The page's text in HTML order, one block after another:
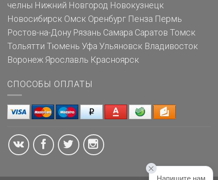
челны Нижний Новгород Новокузнецк
Новосибирск Омск Оренбург Пенза Пермь
Ростов-на-Дону Рязань Самара Саратов Томск
Тольятти Тюмень Уфа Ульяновск Владивосток
Воронеж Ярославль Красноярск
СПОСОБЫ ОПЛАТЫ
Напишите нам